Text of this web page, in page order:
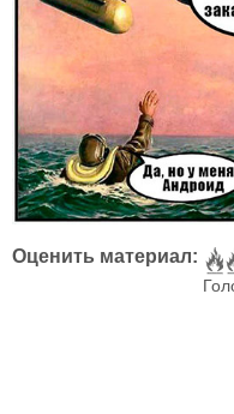
Оценить материал: